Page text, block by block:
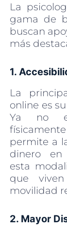
La
gama de
buscan
más
1.
La
online es
Ya no
permite a
dinero en
esta
que
movilidad
2. Mayor